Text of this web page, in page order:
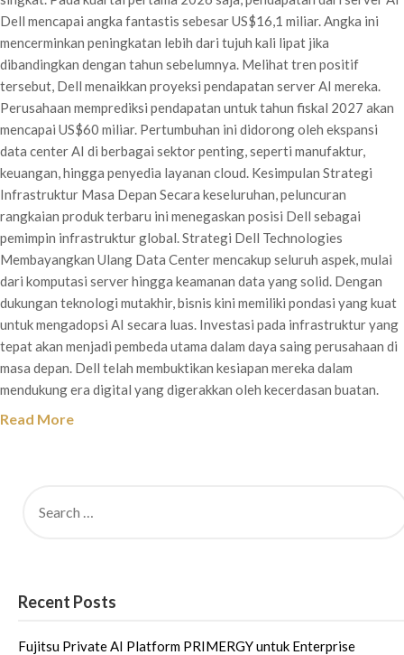
Dell mencapai angka fantastis sebesar US$16,1 miliar. Angka ini
mencerminkan peningkatan lebih dari tujuh kali lipat jika
dibandingkan dengan tahun sebelumnya. Melihat tren positif
tersebut, Dell menaikkan proyeksi pendapatan server AI mereka.
Perusahaan memprediksi pendapatan untuk tahun fiskal 2027 akan
mencapai US$60 miliar. Pertumbuhan ini didorong oleh ekspansi
data center AI di berbagai sektor penting, seperti manufaktur,
keuangan, hingga penyedia layanan cloud. Kesimpulan Strategi
Infrastruktur Masa Depan Secara keseluruhan, peluncuran
rangkaian produk terbaru ini menegaskan posisi Dell sebagai
pemimpin infrastruktur global. Strategi Dell Technologies
Membayangkan Ulang Data Center mencakup seluruh aspek, mulai
dari komputasi server hingga keamanan data yang solid. Dengan
dukungan teknologi mutakhir, bisnis kini memiliki pondasi yang kuat
untuk mengadopsi AI secara luas. Investasi pada infrastruktur yang
tepat akan menjadi pembeda utama dalam daya saing perusahaan di
masa depan. Dell telah membuktikan kesiapan mereka dalam
mendukung era digital yang digerakkan oleh kecerdasan buatan.
Read More
Recent Posts
Fujitsu Private AI Platform PRIMERGY untuk Enterprise